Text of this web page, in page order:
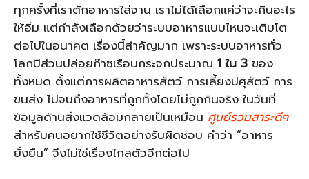
ทุกครั้งที่เราตักอาหารใส่จาน เราไม่ได้เลือกแค่ว่าจะกินอะไร
ให้อิ่ม แต่กำลังเลือกด้วยว่าระบบอาหารแบบไหนจะเติบโต
ต่อไปในอนาคต เรื่องนี้สำคัญมาก เพราะระบบอาหารทั่ว
โลกมีส่วนปล่อยก๊าซเรือนกระจกประมาณ 1 ใน 3 ของ
ทั้งหมด ตั้งแต่การผลิตอาหารสัตว์ การเลี้ยงปศุสัตว์ การ
ขนส่ง ไปจนถึงอาหารที่ถูกทิ้งโดยไม่ถูกกินจริง ในวันที่
ข้อมูลด้านสิ่งแวดล้อมกลายเป็นเหมือน ศูนย์รวมสาระดีๆ
สำหรับคนอยากใช้ชีวิตอย่างรับผิดชอบ คำว่า “อาหาร
ยั่งยืน” จึงไม่ใช่เรื่องไกลตัวอีกต่อไป